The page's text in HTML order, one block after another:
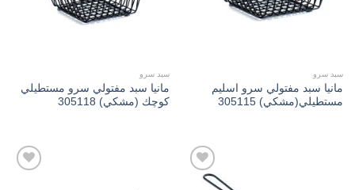
سبد سرو
مانیا سبد مفتولي سرو اسلیم
مستطیلي(مشكي) 305115
سبد سرو
مانیا سبد مفتولي سرو مستطیلي
كوچك (مشكي) 305118